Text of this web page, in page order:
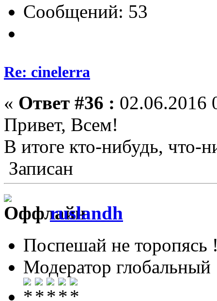
Сообщений: 53
Re: cinelerra
« Ответ #36 : 02.06.2016
Привет, Всем!
В итоге кто-нибудь, что-
Записан
ruslandh
Поспешай не торопясь
Модератор глобальный